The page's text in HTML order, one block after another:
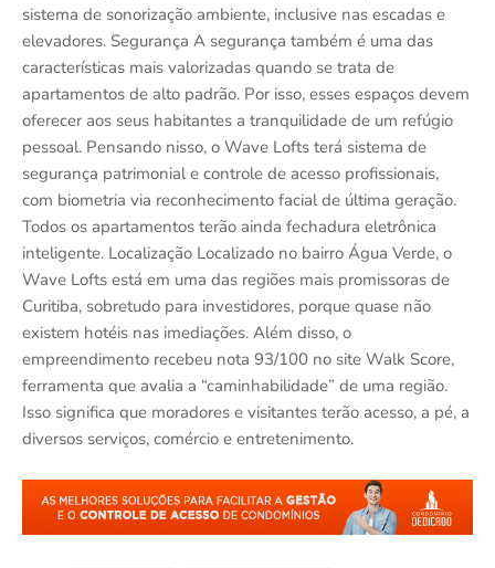
sistema de sonorização ambiente, inclusive nas escadas e
elevadores. Segurança A segurança também é uma das
características mais valorizadas quando se trata de
apartamentos de alto padrão. Por isso, esses espaços devem
oferecer aos seus habitantes a tranquilidade de um refúgio
pessoal. Pensando nisso, o Wave Lofts terá sistema de
segurança patrimonial e controle de acesso profissionais,
com biometria via reconhecimento facial de última geração.
Todos os apartamentos terão ainda fechadura eletrônica
inteligente. Localização Localizado no bairro Água Verde, o
Wave Lofts está em uma das regiões mais promissoras de
Curitiba, sobretudo para investidores, porque quase não
existem hotéis nas imediações. Além disso, o
empreendimento recebeu nota 93/100 no site Walk Score,
ferramenta que avalia a “caminhabilidade” de uma região.
Isso significa que moradores e visitantes terão acesso, a pé, a
diversos serviços, comércio e entretenimento.